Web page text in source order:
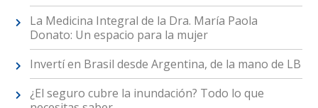
La Medicina Integral de la Dra. María Paola
Donato: Un espacio para la mujer
Invertí en Brasil desde Argentina, de la mano de LB
¿El seguro cubre la inundación? Todo lo que